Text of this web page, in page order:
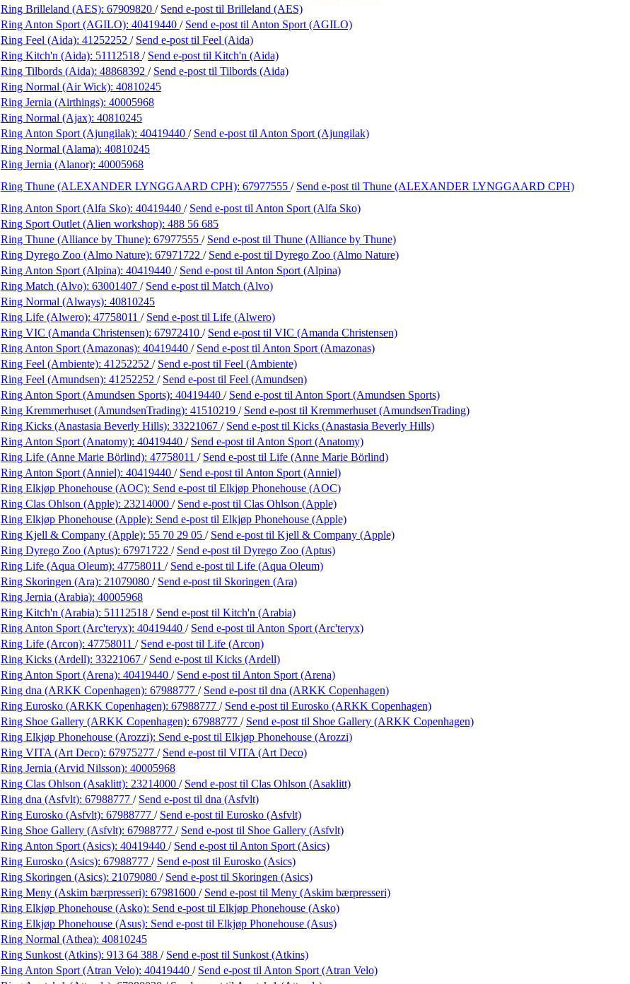
Ring Brilleland (AES): 67909820 / Send e-post til Brilleland (AES)
Ring Anton Sport (AGILO): 40419440 / Send e-post til Anton Sport (AGILO)
Ring Feel (Aida): 41252252 / Send e-post til Feel (Aida)
Ring Kitch'n (Aida): 51112518 / Send e-post til Kitch'n (Aida)
Ring Tilbords (Aida): 48868392 / Send e-post til Tilbords (Aida)
Ring Normal (Air Wick): 40810245
Ring Jernia (Airthings): 40005968
Ring Normal (Ajax): 40810245
Ring Anton Sport (Ajungilak): 40419440 / Send e-post til Anton Sport (Ajungilak)
Ring Normal (Alama): 40810245
Ring Jernia (Alanor): 40005968
Ring Thune (ALEXANDER LYNGGAARD CPH): 67977555 / Send e-post til Thune (ALEXANDER LYNGGAARD CPH)
Ring Anton Sport (Alfa Sko): 40419440 / Send e-post til Anton Sport (Alfa Sko)
Ring Sport Outlet (Alien workshop): 488 56 685
Ring Thune (Alliance by Thune): 67977555 / Send e-post til Thune (Alliance by Thune)
Ring Dyrego Zoo (Almo Nature): 67971722 / Send e-post til Dyrego Zoo (Almo Nature)
Ring Anton Sport (Alpina): 40419440 / Send e-post til Anton Sport (Alpina)
Ring Match (Alvo): 63001407 / Send e-post til Match (Alvo)
Ring Normal (Always): 40810245
Ring Life (Alwero): 47758011 / Send e-post til Life (Alwero)
Ring VIC (Amanda Christensen): 67972410 / Send e-post til VIC (Amanda Christensen)
Ring Anton Sport (Amazonas): 40419440 / Send e-post til Anton Sport (Amazonas)
Ring Feel (Ambiente): 41252252 / Send e-post til Feel (Ambiente)
Ring Feel (Amundsen): 41252252 / Send e-post til Feel (Amundsen)
Ring Anton Sport (Amundsen Sports): 40419440 / Send e-post til Anton Sport (Amundsen Sports)
Ring Kremmerhuset (AmundsenTrading): 41510219 / Send e-post til Kremmerhuset (AmundsenTrading)
Ring Kicks (Anastasia Beverly Hills): 33221067 / Send e-post til Kicks (Anastasia Beverly Hills)
Ring Anton Sport (Anatomy): 40419440 / Send e-post til Anton Sport (Anatomy)
Ring Life (Anne Marie Börlind): 47758011 / Send e-post til Life (Anne Marie Börlind)
Ring Anton Sport (Anniel): 40419440 / Send e-post til Anton Sport (Anniel)
Ring Elkjøp Phonehouse (AOC): Send e-post til Elkjøp Phonehouse (AOC)
Ring Clas Ohlson (Apple): 23214000 / Send e-post til Clas Ohlson (Apple)
Ring Elkjøp Phonehouse (Apple): Send e-post til Elkjøp Phonehouse (Apple)
Ring Kjell & Company (Apple): 55 70 29 05 / Send e-post til Kjell & Company (Apple)
Ring Dyrego Zoo (Aptus): 67971722 / Send e-post til Dyrego Zoo (Aptus)
Ring Life (Aqua Oleum): 47758011 / Send e-post til Life (Aqua Oleum)
Ring Skoringen (Ara): 21079080 / Send e-post til Skoringen (Ara)
Ring Jernia (Arabia): 40005968
Ring Kitch'n (Arabia): 51112518 / Send e-post til Kitch'n (Arabia)
Ring Anton Sport (Arc'teryx): 40419440 / Send e-post til Anton Sport (Arc'teryx)
Ring Life (Arcon): 47758011 / Send e-post til Life (Arcon)
Ring Kicks (Ardell): 33221067 / Send e-post til Kicks (Ardell)
Ring Anton Sport (Arena): 40419440 / Send e-post til Anton Sport (Arena)
Ring dna (ARKK Copenhagen): 67988777 / Send e-post til dna (ARKK Copenhagen)
Ring Eurosko (ARKK Copenhagen): 67988777 / Send e-post til Eurosko (ARKK Copenhagen)
Ring Shoe Gallery (ARKK Copenhagen): 67988777 / Send e-post til Shoe Gallery (ARKK Copenhagen)
Ring Elkjøp Phonehouse (Arozzi): Send e-post til Elkjøp Phonehouse (Arozzi)
Ring VITA (Art Deco): 67975277 / Send e-post til VITA (Art Deco)
Ring Jernia (Arvid Nilsson): 40005968
Ring Clas Ohlson (Asaklitt): 23214000 / Send e-post til Clas Ohlson (Asaklitt)
Ring dna (Asfvlt): 67988777 / Send e-post til dna (Asfvlt)
Ring Eurosko (Asfvlt): 67988777 / Send e-post til Eurosko (Asfvlt)
Ring Shoe Gallery (Asfvlt): 67988777 / Send e-post til Shoe Gallery (Asfvlt)
Ring Anton Sport (Asics): 40419440 / Send e-post til Anton Sport (Asics)
Ring Eurosko (Asics): 67988777 / Send e-post til Eurosko (Asics)
Ring Skoringen (Asics): 21079080 / Send e-post til Skoringen (Asics)
Ring Meny (Askim bærpresseri): 67981600 / Send e-post til Meny (Askim bærpresseri)
Ring Elkjøp Phonehouse (Asko): Send e-post til Elkjøp Phonehouse (Asko)
Ring Elkjøp Phonehouse (Asus): Send e-post til Elkjøp Phonehouse (Asus)
Ring Normal (Athea): 40810245
Ring Sunkost (Atkins): 913 64 388 / Send e-post til Sunkost (Atkins)
Ring Anton Sport (Atran Velo): 40419440 / Send e-post til Anton Sport (Atran Velo)